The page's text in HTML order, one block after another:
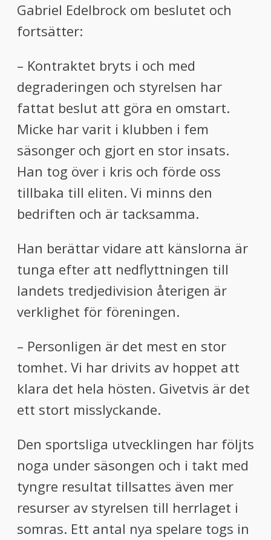
Gabriel Edelbrock om beslutet och
fortsätter:
– Kontraktet bryts i och med
degraderingen och styrelsen har
fattat beslut att göra en omstart.
Micke har varit i klubben i fem
säsonger och gjort en stor insats.
Han tog över i kris och förde oss
tillbaka till eliten. Vi minns den
bedriften och är tacksamma.
Han berättar vidare att känslorna är
tunga efter att nedflyttningen till
landets tredjedivision återigen är
verklighet för föreningen.
– Personligen är det mest en stor
tomhet. Vi har drivits av hoppet att
klara det hela hösten. Givetvis är det
ett stort misslyckande.
Den sportsliga utvecklingen har följts
noga under säsongen och i takt med
tyngre resultat tillsattes även mer
resurser av styrelsen till herrlaget i
somras. Ett antal nya spelare togs in